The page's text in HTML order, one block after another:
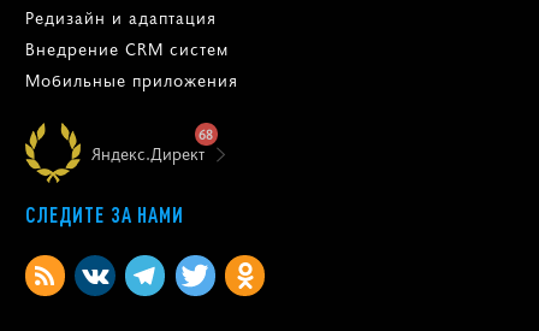
Редизайн и адаптация
Внедрение CRM систем
Мобильные приложения
Яндекс.Директ
68
СЛЕДИТЕ ЗА НАМИ